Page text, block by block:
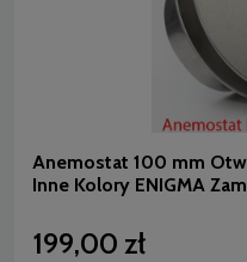
Anemostat 100 mm
Inne Kolory ENIGMA
199,00 zł